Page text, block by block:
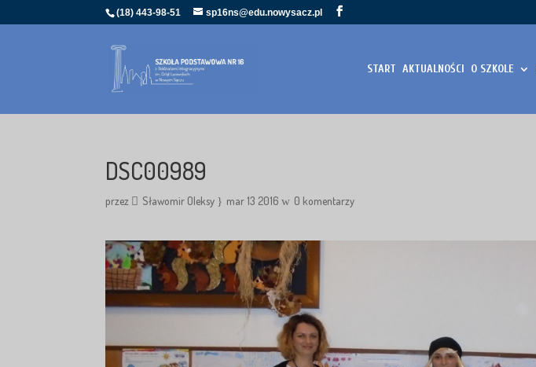
(18) 443-98-51 sp16ns@edu.nowysacz.pl
START AKTUALNOŚCI O SZKOLE
DSC00989
przez Sławomir Oleksy mar 13 2016 0 komentarzy